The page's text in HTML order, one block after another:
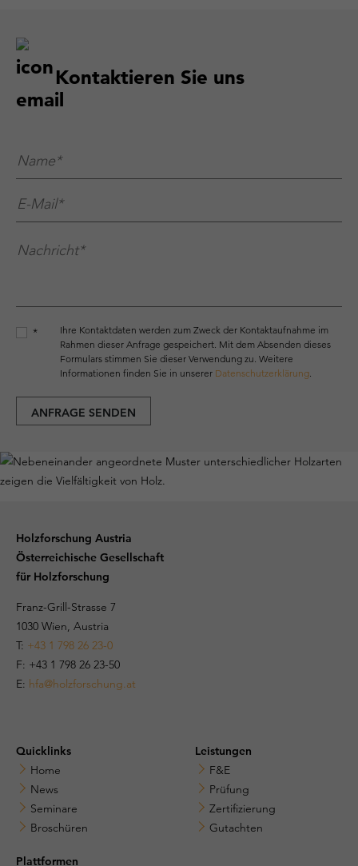
Kontaktieren Sie uns
Name**
E-Mail**
Nachricht**
*
Ihre Kontaktdaten werden zum Zweck der Kontaktaufnahme im
Rahmen dieser Anfrage gespeichert. Mit dem Absenden dieses
Formulars stimmen Sie dieser Verwendung zu. Weitere
Informationen finden Sie in unserer Datenschutzerklärung.
ANFRAGE SENDEN
Holzforschung Austria
Österreichische Gesellschaft
für Holzforschung
Franz-Grill-Strasse 7
1030 Wien, Austria
T: +43 1 798 26 23-0
​​F: +43 1 798 26 23-50
E: hfa@holzforschung.at
Quicklinks
Home
News
Seminare
Broschüren
Leistungen
F&E
Prüfung
Zertifizierung
Gutachten
Plattformen